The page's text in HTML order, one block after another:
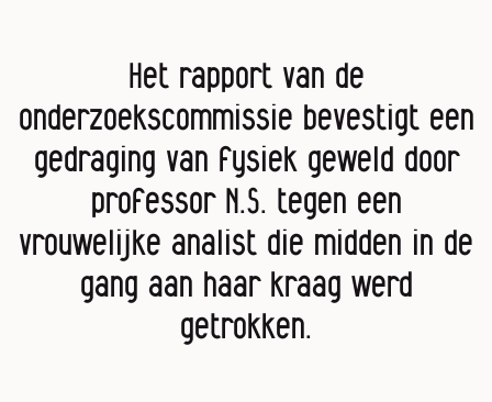
Het rapport van de
onderzoekscommissie bevestigt een
gedraging van fysiek geweld door
professor N.S. tegen een
vrouwelijke analist die midden in de
gang aan haar kraag werd
getrokken.